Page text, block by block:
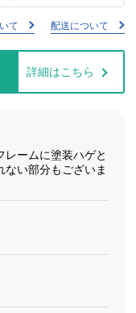
て 配送について
詳細はこちら
ームに塗装ハゲと
い部分もございま